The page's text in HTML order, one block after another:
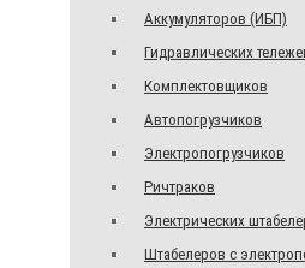
Аккумуляторов (ИБП)
Гидравлических
Комплектовщиков
Автопогрузчиков
Электропогрузчиков
Ричтраков
Электрических
Штабелеров с